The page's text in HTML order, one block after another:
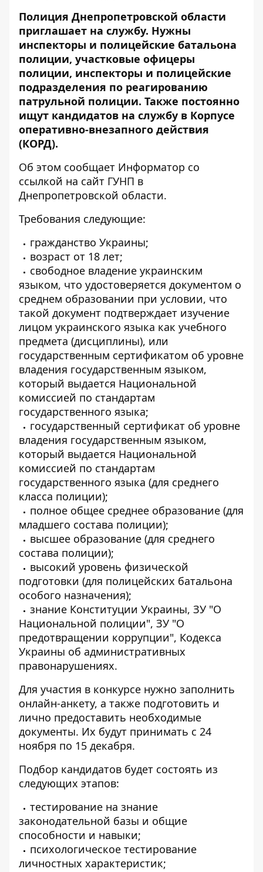
Полиция Днепропетровской области
приглашает на службу. Нужны
инспекторы и полицейские батальона
полиции, участковые офицеры
полиции, инспекторы и полицейские
подразделения по реагированию
патрульной полиции. Также постоянно
ищут кандидатов на службу в Корпусе
оперативно-внезапного действия
(КОРД).
Об этом сообщает Информатор со
ссылкой на сайт ГУНП в
Днепропетровской области.
Требования следующие:
гражданство Украины;
возраст от 18 лет;
свободное владение украинским
языком, что удостоверяется документом о
среднем образовании при условии, что
такой документ подтверждает изучение
лицом украинского языка как учебного
предмета (дисциплины), или
государственным сертификатом об уровне
владения государственным языком,
который выдается Национальной
комиссией по стандартам
государственного языка;
государственный сертификат об уровне
владения государственным языком,
который выдается Национальной
комиссией по стандартам
государственного языка (для среднего
класса полиции);
полное общее среднее образование (для
младшего состава полиции);
высшее образование (для среднего
состава полиции);
высокий уровень физической
подготовки (для полицейских батальона
особого назначения);
знание Конституции Украины, ЗУ "О
Национальной полиции", ЗУ "О
предотвращении коррупции", Кодекса
Украины об административных
правонарушениях.
Для участия в конкурсе нужно заполнить
онлайн-анкету, а также подготовить и
лично предоставить необходимые
документы. Их будут принимать с 24
ноября по 15 декабря.
Подбор кандидатов будет состоять из
следующих этапов:
тестирование на знание
законодательной базы и общие
способности и навыки;
психологическое тестирование
личностных характеристик;